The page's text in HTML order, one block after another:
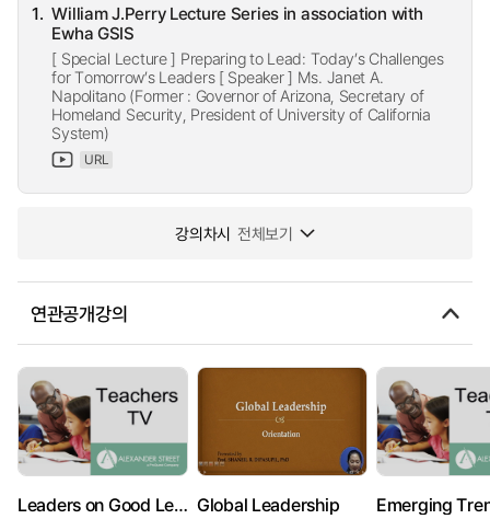
1. William J.Perry Lecture Series in association with
Ewha GSIS
[ Special Lecture ] Preparing to Lead: Today’s Challenges
for Tomorrow’s Leaders [ Speaker ] Ms. Janet A.
Napolitano (Former : Governor of Arizona, Secretary of
Homeland Security, President of University of California
System)
URL
강의차시 전체보기
연관공개강의
Leaders on Good Leadership Global Leadership